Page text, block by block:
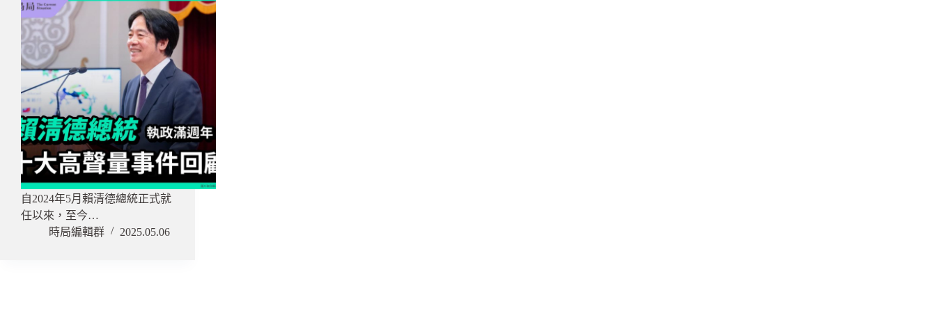
自2024年5月賴清德總統正式就
任以來，至今…
時局編輯群
2025.05.06